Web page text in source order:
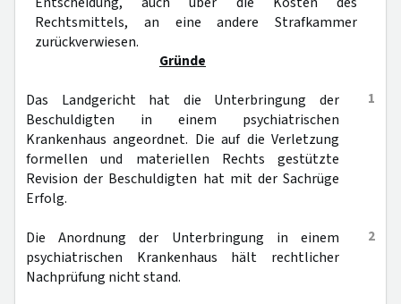
Rechtsmittels, an eine andere Strafkammer
zurückverwiesen.
Gründe
1
Das Landgericht hat die Unterbringung der
Beschuldigten in einem psychiatrischen
Krankenhaus angeordnet. Die auf die Verletzung
formellen und materiellen Rechts gestützte
Revision der Beschuldigten hat mit der Sachrüge
Erfolg.
2
Die Anordnung der Unterbringung in einem
psychiatrischen Krankenhaus hält rechtlicher
Nachprüfung nicht stand.